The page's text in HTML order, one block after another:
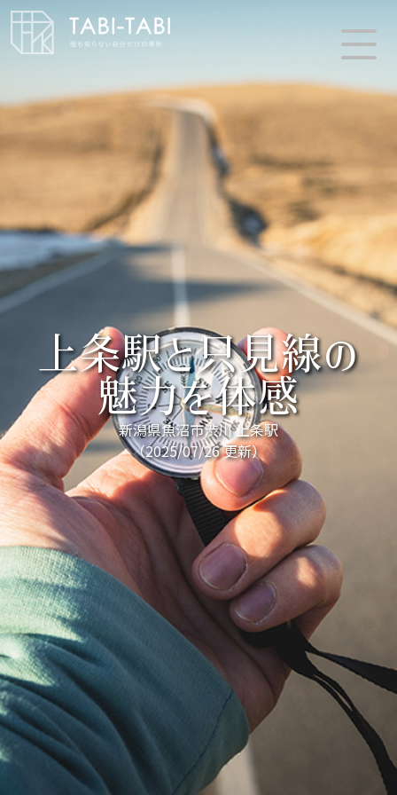
上条駅と只見線の
魅力を体感
新潟県魚沼市渋川 上条駅
（2025/07/26 更新）